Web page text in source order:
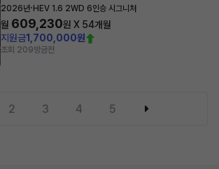
2026년· HEV 1.6 2WD 6인승 시그니처
월 609,230원 X 54개월
지원금1,700,000원
조회 209방금전
2 3 4 5